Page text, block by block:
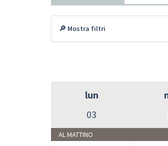
🔎 Mostra filtri
lun
03
AL MATTINO